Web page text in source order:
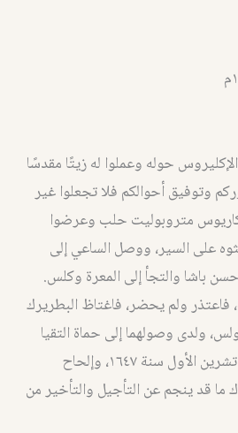
حوله وعملوا له زيتًا مقدسًا
وتوفيق أحوالكم فلا تجعلوا غير
متروبوليت حلب وعرضوا
على السير، ووصل الساعي إلى
باشا والتجأ إلى المعرة وكلس.
ولم يحضر، فاغتاظ البطريرك
ولدى وصولهما إلى حماة التقيا
بساعٍ ثالث يحمل خبر انتقال أفتيميوس في الحادي عشر من تشرين الأول سنة ١٦٤٧، وإلحاح
ما قد ينجم عن التأجيل والتأخير من